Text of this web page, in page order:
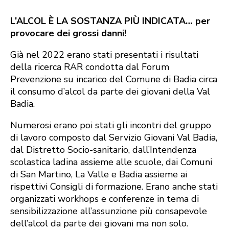
L’ALCOL È LA SOSTANZA PIÙ INDICATA… per
provocare dei grossi danni!
Già nel 2022 erano stati presentati i risultati
della ricerca RAR condotta dal Forum
Prevenzione su incarico del Comune di Badia circa
il consumo d’alcol da parte dei giovani della Val
Badia.
Numerosi erano poi stati gli incontri del gruppo
di lavoro composto dal Servizio Giovani Val Badia,
dal Distretto Socio-sanitario, dall’Intendenza
scolastica ladina assieme alle scuole, dai Comuni
di San Martino, La Valle e Badia assieme ai
rispettivi Consigli di formazione. Erano anche stati
organizzati workhops e conferenze in tema di
sensibilizzazione all’assunzione più consapevole
dell’alcol da parte dei giovani ma non solo.